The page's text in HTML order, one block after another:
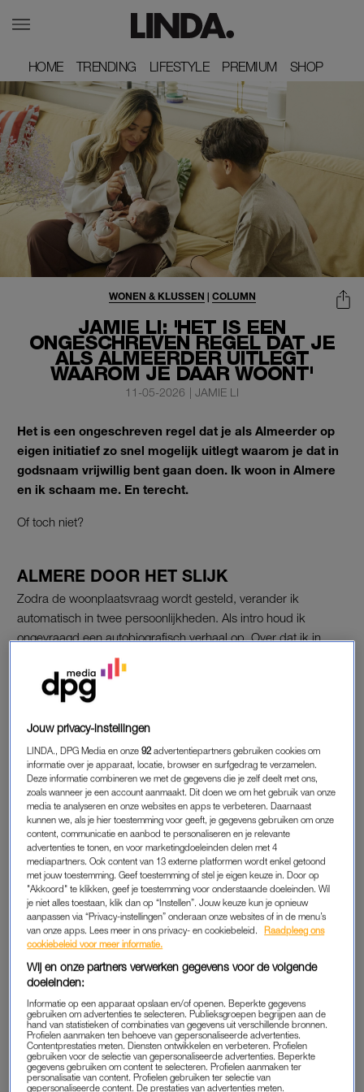
HOME
HOME TRENDING
TRENDING LIFESTYLE
LIFESTYLE PREMIUM
PREMIUM SHOP
SHOP
JAMIE LI: 'HET IS EEN
ONGESCHREVEN REGEL DAT JE
ALS ALMEERDER UITLEGT
WAAROM JE DAAR WOONT'
WONEN & KLUSSEN | COLUMN
11-05-2026 | JAMIE LI
Het is een ongeschreven regel dat je als Almeerder op
eigen initiatief zo snel mogelijk uitlegt waarom je dat in
godsnaam vrijwillig bent gaan doen. Ik woon in Almere
en ik schaam me. En terecht.
Of toch niet?
ALMERE DOOR HET SLIJK
Zodra de woonplaatsvraag wordt gesteld, verander ik
automatisch in twee persoonlijkheden. Als intro houd ik
ongevraagd een autobiografisch verhaal op. Over dat ik in
Amersfoort ben geboren en wel tien jaar in Amsterdam heb
gewoond. Zowel kinderloos met partner als rasechte
huiseigenaar met twee kinderen. Alsof ik wil benadrukken dat
mijn strepen heus heb verdiend. Een strategie die de
belachelijke Almere-keuze wellicht ietwat verzacht.
Na deze langdradige introductie ga ik er met gestrekt been in.
Ik haal Almere volledig door het slijk. Oprakelen dat je er niet
dood gevonden wil worden, dat ik het niemand aanraad, dat
Almere het hart is van tuig, treurige outlets, lege panden,
slaapwijken, all you can eat-sushi en opgevoerdefatbikes.
AMSTERDAM-KANT
Mijn andere persoonlijkheid geef ik vervolgens ook spreektijd.
Ik houd een betoog waarom het zo fijn is om hier te wonen.
Plotseling pochen over mijn weelderige
Over mijn fantastische buren en onze spraakmakende
straatborrels en de hechte barbecueband die we inmiddels
hebben opgebouwd. Dat de kinderen zóóó gelukkig zijn hier,
nu ze vrij buiten kunnen spelen zonder trams die ze het
zebrapad afblazen.
Jouw privacy-instellingen
LINDA., DPG Media en onze92 advertentiepartners gebruiken cookies om
informatie over je apparaat, locatie, browser en surfgedrag te verzamelen.
Deze informatie combineren we met de gegevens die je zelf deelt met ons,
zoals wanneer je een account aanmaakt. Dit doen we om het gebruik van onze
media te analyseren en onze websites en apps te verbeteren. Daarnaast
kunnen we, als je hier toestemming voor geeft, je gegevens gebruiken om onze
content, communicatie en aanbod te personaliseren en je relevante
advertenties te tonen, en voor marketingdoeleinden delen met 4
mediapartners. Ook content van 13 externe platformen wordt enkel getoond
met jouw toestemming. Geef toestemming of stel je eigen keuze in. Door op
"Akkoord" te klikken, geef je toestemming voor onderstaande doeleinden. Wil
je niet alles toestaan, klik dan op “Instellen”. Jouw keuze kun je opnieuw
aanpassen via “Privacy-instellingen” onderaan onze websites of in de menu’s
van onze apps. Lees meer in ons privacy- en cookiebeleid.
Raadpleeg ons
cookiebeleid voor meer informatie.
Wij en onze partners verwerken gegevens voor de volgende
doeleinden:
Informatie op een apparaat opslaan en/of openen. Beperkte gegevens
gebruiken om advertenties te selecteren. Publieksgroepen begrijpen aan de
hand van statistieken of combinaties van gegevens uit verschillende bronnen.
Profielen aanmaken ten behoeve van gepersonaliseerde advertenties.
Contentprestaties meten. Diensten ontwikkelen en verbeteren. Profielen
gebruiken voor de selectie van gepersonaliseerde advertenties. Beperkte
gegevens gebruiken om content te selecteren. Profielen aanmaken ter
personalisatie van content. Profielen gebruiken ter selectie van
gepersonaliseerde content. De prestaties van advertenties meten.